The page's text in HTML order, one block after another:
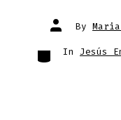
Post
author
By
Categories
In Jesús